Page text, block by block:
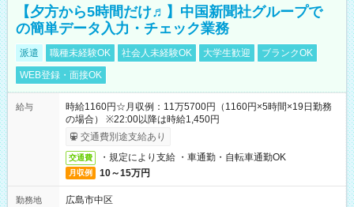
【夕方から5時間だけ♬】中国新聞社グループで
の簡単データ入力・チェック業務
派遣 職種未経験OK 社会人未経験OK 大学生歓迎
ブランクOK
WEB登録・面接OK
給与
時給1160円☆月収例：11万5700円（1160円×5時間×19日勤務
の場合） ※22:00以降は時給1,450円
交通費別途支給あり
交通費 ・規定により支給 ・車通勤・自転車通勤OK
月収例 10～15万円
勤務地
広島市中区